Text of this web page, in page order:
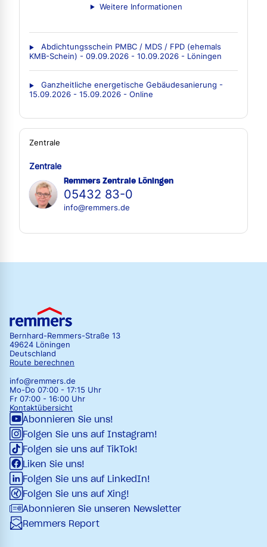
Weitere Informationen
Abdichtungsschein PMBC / MDS / FPD (ehemals
KMB-Schein) - 09.09.2026 - 10.09.2026 - Löningen
Ganzheitliche energetische Gebäudesanierung -
15.09.2026 - 15.09.2026 - Online
Zentrale
Zentrale
Remmers Zentrale Löningen
05432 83-0
info@remmers.de
Bernhard-Remmers-Straße 13
49624 Löningen
Deutschland
Route berechnen
info@remmers.de
Mo-Do 07:00 - 17:15 Uhr
Fr 07:00 - 16:00 Uhr
Kontaktübersicht
Abonnieren Sie uns!
Folgen Sie uns auf Instagram!
Folgen sie uns auf TikTok!
Liken Sie uns!
Folgen Sie uns auf LinkedIn!
Folgen Sie uns auf Xing!
Abonnieren Sie unseren Newsletter
Remmers Report